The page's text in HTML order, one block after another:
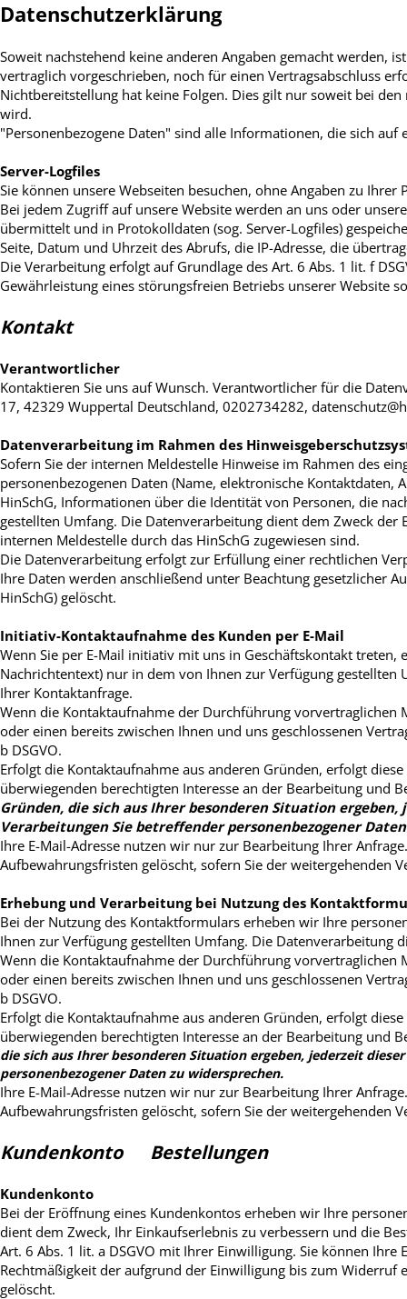
Datenschutzerklärung
Soweit nachstehend keine anderen Angaben gemacht werden,
vertraglich vorgeschrieben, noch für einen Vertragsabschluss
Nichtbereitstellung hat keine Folgen. Dies gilt nur soweit bei
wird.
"Personenbezogene Daten" sind alle Informationen, die sich
Server-Logfiles
Sie können unsere Webseiten besuchen, ohne Angaben zu Ihrer
Bei jedem Zugriff auf unsere Website werden an uns oder
übermittelt und in Protokolldaten (sog. Server-Logfiles)
Seite, Datum und Uhrzeit des Abrufs, die IP-Adresse, die
Die Verarbeitung erfolgt auf Grundlage des Art. 6 Abs. 1 lit. f
Gewährleistung eines störungsfreien Betriebs unserer Website
Kontakt
Verantwortlicher
Kontaktieren Sie uns auf Wunsch. Verantwortlicher für die
17, 42329 Wuppertal Deutschland, 0202734282,
Datenverarbeitung im Rahmen des
Sofern Sie der internen Meldestelle Hinweise im Rahmen des
personenbezogenen Daten (Name, elektronische
HinSchG, Informationen über die Identität von Personen, die
gestellten Umfang. Die Datenverarbeitung dient dem Zweck
internen Meldestelle durch das HinSchG zugewiesen sind.
Die Datenverarbeitung erfolgt zur Erfüllung einer rechtlichen
Ihre Daten werden anschließend unter Beachtung gesetzlicher
HinSchG) gelöscht.
Initiativ-Kontaktaufnahme des Kunden per E-Mail
Wenn Sie per E-Mail initiativ mit uns in Geschäftskontakt treten,
Nachrichtentext) nur in dem von Ihnen zur Verfügung
Ihrer Kontaktanfrage.
Wenn die Kontaktaufnahme der Durchführung vorvertraglichen
oder einen bereits zwischen Ihnen und uns geschlossenen
b DSGVO.
Erfolgt die Kontaktaufnahme aus anderen Gründen, erfolgt
überwiegenden berechtigten Interesse an der Bearbeitung und
Gründen, die sich aus Ihrer besonderen Situation
Verarbeitungen Sie betreffender personenbezogener
Ihre E-Mail-Adresse nutzen wir nur zur Bearbeitung Ihrer
Aufbewahrungsfristen gelöscht, sofern Sie der weitergehenden
Erhebung und Verarbeitung bei Nutzung des
Bei der Nutzung des Kontaktformulars erheben wir Ihre
Ihnen zur Verfügung gestellten Umfang. Die Datenverarbeitung
Wenn die Kontaktaufnahme der Durchführung vorvertraglichen
oder einen bereits zwischen Ihnen und uns geschlossenen
b DSGVO.
Erfolgt die Kontaktaufnahme aus anderen Gründen, erfolgt
überwiegenden berechtigten Interesse an der Bearbeitung und
die sich aus Ihrer besonderen Situation ergeben, jederzeit
personenbezogener Daten zu widersprechen.
Ihre E-Mail-Adresse nutzen wir nur zur Bearbeitung Ihrer
Aufbewahrungsfristen gelöscht, sofern Sie der weitergehenden
Kundenkonto Bestellungen
Kundenkonto
Bei der Eröffnung eines Kundenkontos erheben wir Ihre
dient dem Zweck, Ihr Einkaufserlebnis zu verbessern und die
Art. 6 Abs. 1 lit. a DSGVO mit Ihrer Einwilligung. Sie können
Rechtmäßigkeit der aufgrund der Einwilligung bis zum
gelöscht.